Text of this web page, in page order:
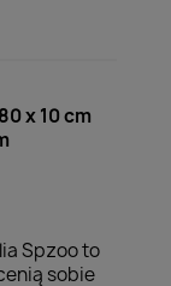
x 10 cm
Spzoo to
sobie